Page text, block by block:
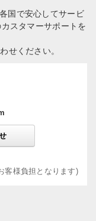
客様負担となります)
国で安心してサービ
スタマーサポートを
せください。